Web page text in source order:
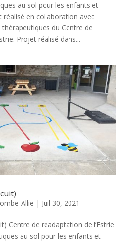
au sol pour les enfants et
réalisé en collaboration avec
thérapeutiques du Centre de
Projet réalisé dans...
Allie | Juil 30, 2021
Centre de réadaptation de l’Estrie
au sol pour les enfants et